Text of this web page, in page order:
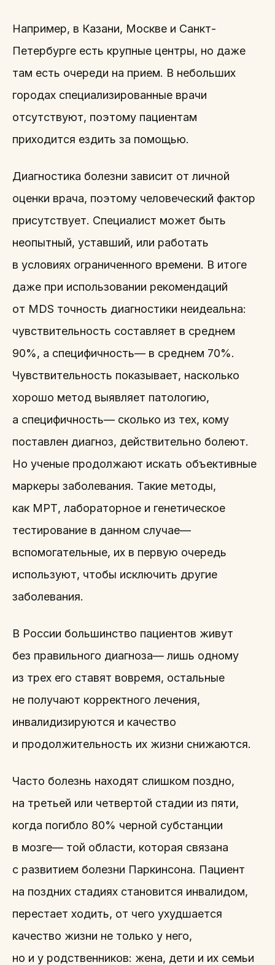
Например, в Казани, Москве и Санкт-
Петербурге есть крупные центры, но даже
там есть очереди на прием. В небольших
городах специализированные врачи
отсутствуют, поэтому пациентам
приходится ездить за помощью.
Диагностика болезни зависит от личной
оценки врача, поэтому человеческий фактор
присутствует. Специалист может быть
неопытный, уставший, или работать
в условиях ограниченного времени. В итоге
даже при использовании рекомендаций
от MDS точность диагностики неидеальна:
чувствительность составляет в среднем
90%, а специфичность— в среднем 70%.
Чувствительность показывает, насколько
хорошо метод выявляет патологию,
а специфичность— сколько из тех, кому
поставлен диагноз, действительно болеют.
Но ученые продолжают искать объективные
маркеры заболевания. Такие методы,
как МРТ, лабораторное и генетическое
тестирование в данном случае—
вспомогательные, их в первую очередь
используют, чтобы исключить другие
заболевания.
В России большинство пациентов живут
без правильного диагноза— лишь одному
из трех его ставят вовремя, остальные
не получают корректного лечения,
инвалидизируются и качество
и продолжительность их жизни снижаются.
Часто болезнь находят слишком поздно,
на третьей или четвертой стадии из пяти,
когда погибло 80% черной субстанции
в мозге— той области, которая связана
с развитием болезни Паркинсона. Пациент
на поздних стадиях становится инвалидом,
перестает ходить, от чего ухудшается
качество жизни не только у него,
но и у родственников: жена, дети и их семьи